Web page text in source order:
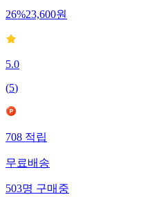
26%23,600원
5.0
(5)
708적립
무료배송
503명구매중